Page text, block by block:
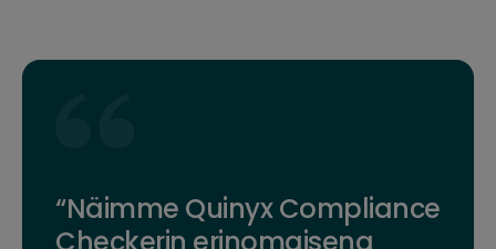
“Näimme Quinyx Compliance